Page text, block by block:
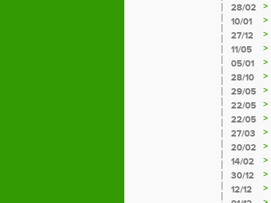
28/02
>
10/01
>
27/12
>
11/05
>
05/01 >
28/10
>
29/05
>
22/05
>
22/05
>
27/03
>
20/02
>
14/02
>
30/12
>
12/12
>